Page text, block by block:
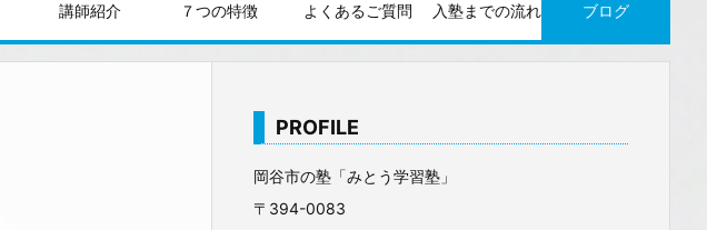
講師紹介 ７つの特徴 よくあるご質問 入塾までの流れ ブログ
PROFILE
岡谷市の塾「みとう学習塾」
〒394-0083